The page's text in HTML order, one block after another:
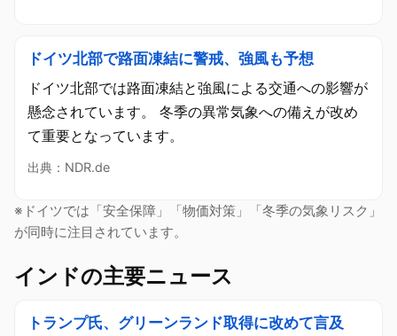
ドイツ北部で路面凍結に警戒、強風も予想
ドイツ北部では路面凍結と強風による交通への影響が
懸念されています。 冬季の異常気象への備えが改め
て重要となっています。
出典：NDR.de
※ドイツでは「安全保障」「物価対策」「冬季の気象リスク」
が同時に注目されています。
インドの主要ニュース
トランプ氏、グリーンランド取得に改めて言及